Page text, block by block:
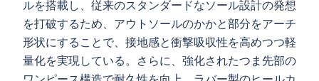
シ
ョ
ン
ルを搭載し、従来のスタンダードなソール設計の発想
を打破するため、アウトソールのかかと部分をアーチ
形状にすることで、接地感と衝撃吸収性を高めつつ軽
量化を実現している。さらに、強化されたつま先部の